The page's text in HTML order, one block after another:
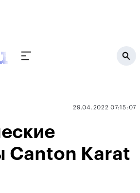
29.04.2022 07:15:07
Canton Karat